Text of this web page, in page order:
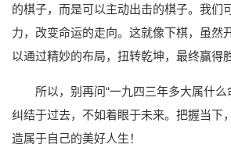
的棋子，而是可以主动出击的棋子。我们
力，改变命运的走向。这就像下棋，虽然
以通过精妙的布局，扭转乾坤，最终赢得
所以，别再问“一九四三年多大属什
纠结于过去，不如着眼于未来。把握当下
造属于自己的美好人生！